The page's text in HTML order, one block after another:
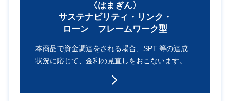
〈はまぎん〉
サステナビリティ・リンク・
ローン フレームワーク型
本商品で資金調達をされる場合、 SPT 等の達成
状況に応じて、 金利の見直しをおこないます。